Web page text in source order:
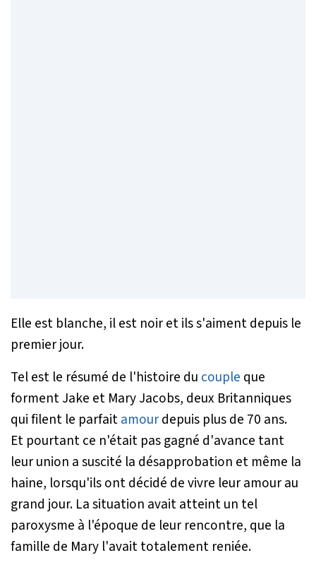
Elle est blanche, il est noir et ils s'aiment depuis le
premier jour.
Tel est le résumé de l'histoire du couple que
forment Jake et Mary Jacobs, deux Britanniques
qui filent le parfaitamourdepuis plus de 70 ans.
Et pourtant ce n'était pas gagné d'avance tant
leur union a suscité la désapprobation et même la
haine, lorsqu'ils ont décidé de vivre leur amour au
grand jour. La situation avait atteint un tel
paroxysme à l'époque de leur rencontre, que la
famille de Mary l'avait totalement reniée.